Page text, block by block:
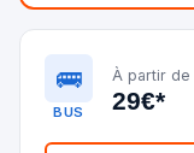
🚌
BUS
À partir de
29€*